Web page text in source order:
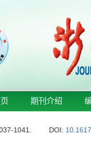
期刊介绍
1041. DOI: